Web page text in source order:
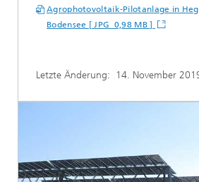
Agrophotovoltaik-Pilotanlage in
Bodensee [ JPG 0,98 MB ]
Letzte Änderung: 14. November